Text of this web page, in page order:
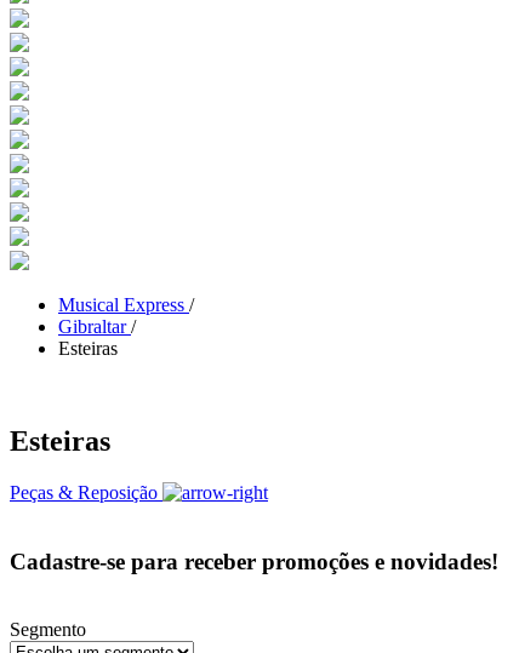
Musical Express /
Gibraltar /
Esteiras
Esteiras
Peças & Reposição
Cadastre-se para receber promoções e novidades!
Segmento